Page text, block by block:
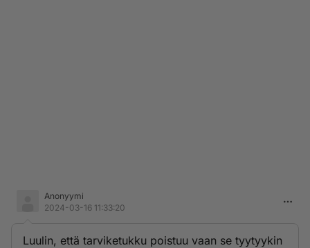
Anonyymi
2024-03-16 11:33:20
Luulin, että tarviketukku poistuu vaan se tyytyykin